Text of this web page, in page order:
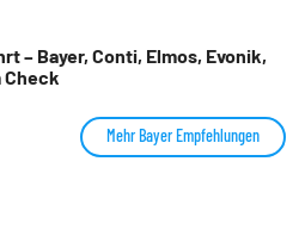
– Bayer, Conti, Elmos, Evonik,
Check
Mehr Bayer Empfehlungen